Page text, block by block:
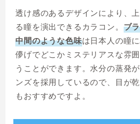
透け感のあるデザインにより、
る瞳を演出できるカラコン。 ブ
中間のような色味は日本人の瞳
儚げでどこかミステリアスな雰
うことができます。水分の蒸発
ンズを採用しているので、目が
もおすすめですよ。